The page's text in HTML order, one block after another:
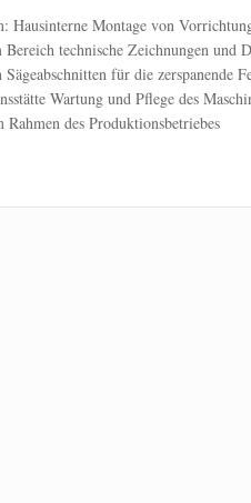
Hausinterne Montage von
Bereich technische Zeichnungen und
Sägeabschnitten für die zerspanende
Wartung und Pflege des
des Produktionsbetriebes